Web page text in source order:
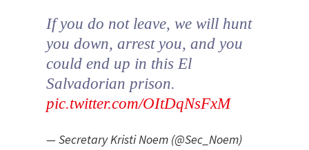
If you do not leave, we will hunt
you down, arrest you, and you
could end up in this El
Salvadorian prison.
pic.twitter.com/OItDqNsFxM
— Secretary Kristi Noem (@Sec_Noem)